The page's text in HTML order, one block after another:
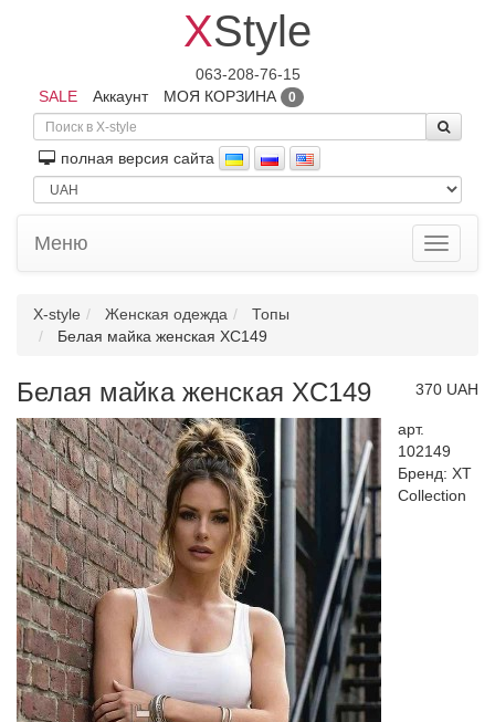
XStyle
063-208-76-15
SALE
Аккаунт МОЯ КОРЗИНА 0
полная версия сайта
Toggle
Меню
X-style Женская одежда
Топы
Белая майка женская XC149
Белая майка женская XC149 370 UAH
арт.
102149
Бренд: XT
Collection